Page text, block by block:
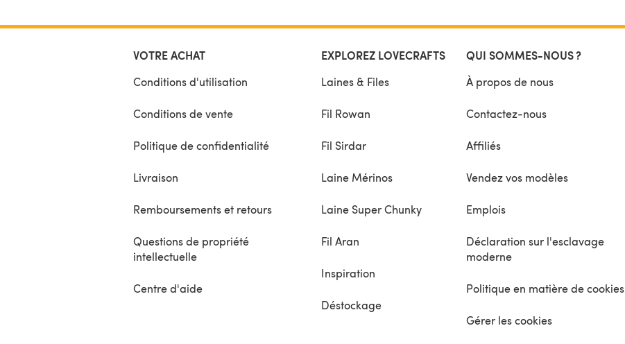
VOTRE ACHAT
Conditions d'utilisation
Conditions de vente
Politique de confidentialité
Livraison
Remboursements et retours
Questions de propriété
intellectuelle
Centre d'aide
EXPLOREZ LOVECRAFTS
Laines & Files
Fil Rowan
Fil Sirdar
Laine Mérinos
Laine Super Chunky
Fil Aran
Inspiration
Déstockage
QUI SOMMES-NOUS ?
À propos de nous
Contactez-nous
Affiliés
Vendez vos modèles
Emplois
Déclaration sur l'esclavage
moderne
Politique en matière de cookies
Gérer les cookies